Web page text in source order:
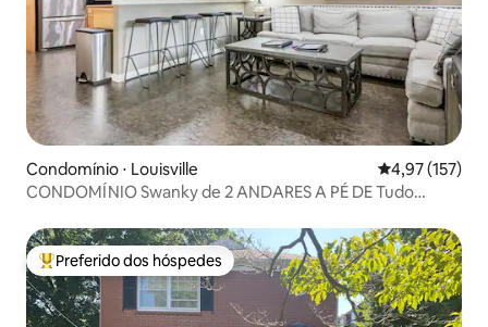
Condomínio ⋅ Louisville 4,97 de uma
4,97 (157)
CONDOMÍNIO Swanky de 2 ANDARES A PÉ DE Tudo
Entre os melhores preferidos dos hóspedes
Preferido dos hóspedes